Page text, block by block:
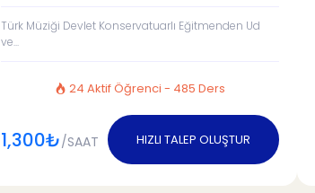
Türk Müziği Devlet Konservatuarlı Eğitmenden Ud
ve...
24 Aktif Öğrenci - 485 Ders
1,300₺/SAAT HIZLI TALEP OLUŞTUR